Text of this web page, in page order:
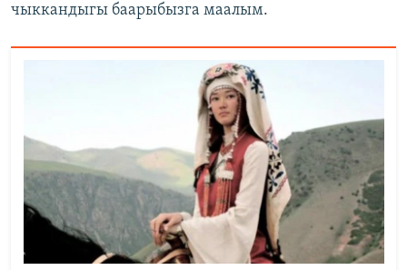
чыккандыгы баарыбызга маалым.